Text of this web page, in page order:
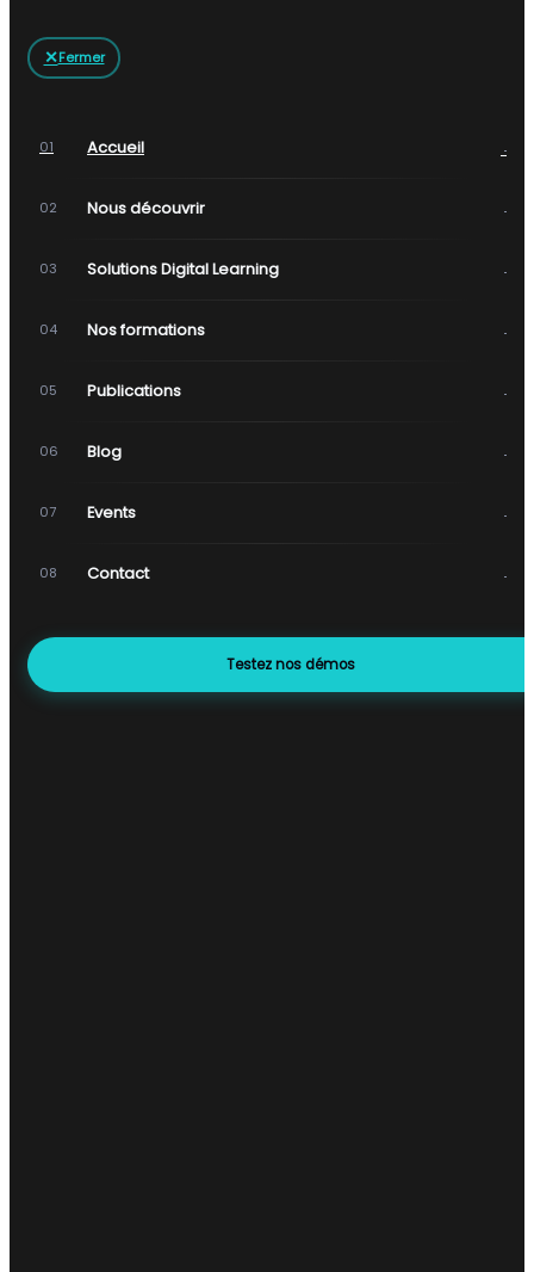
✕Fermer
01 Accueil →
02 Nous découvrir →
03 Solutions Digital Learning →
04 Nos formations →
05 Publications →
06 Blog →
07 Events →
08 Contact →
Testez nos démos